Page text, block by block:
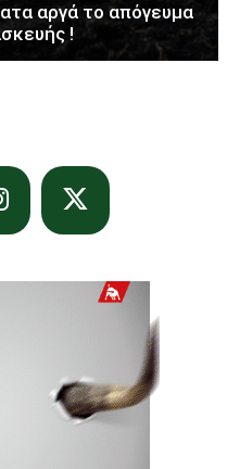
αργά το απόγευμα
!